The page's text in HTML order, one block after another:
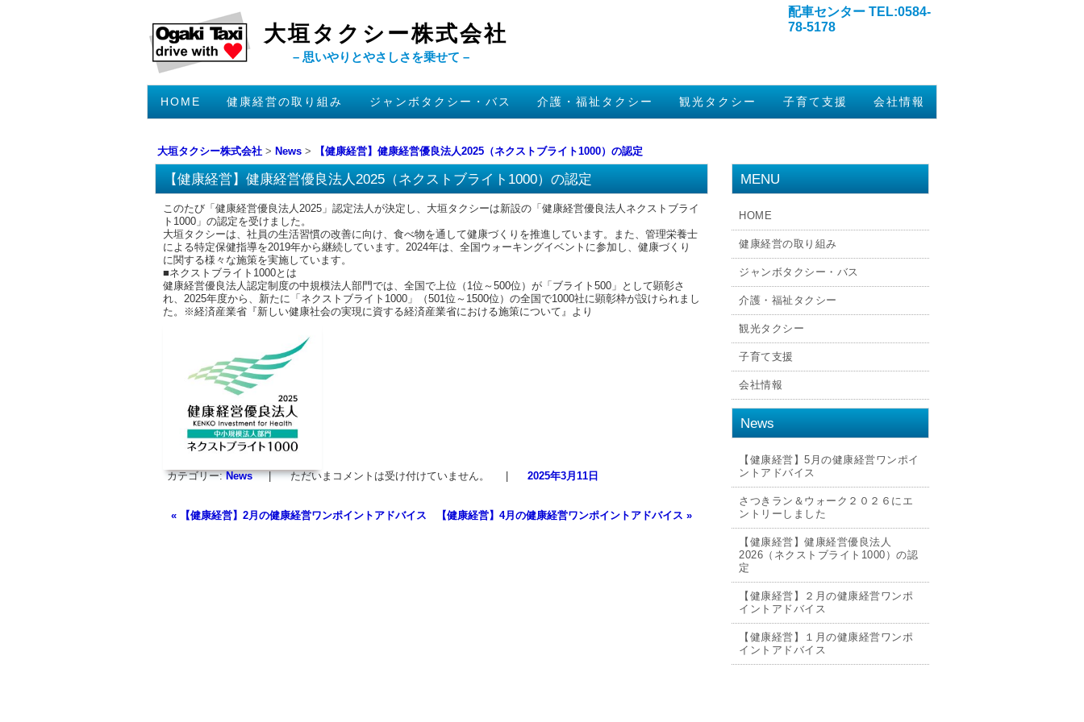
大垣タクシー株式会社
– 思いやりとやさしさを乗せて –
配車センター TEL:0584-
78-5178
メインメニュー
コ
ン
ン
移
動
HOME 健康経営の取り組み ジャンボタクシー・バス 介護・福祉タクシー 観光タクシー 子育て支援 会社情報
大垣タクシー株式会社 > News > 【健康経営】健康経営優良法人2025（ネクストブライト1000）の認定
【健康経営】健康経営優良法人2025（ネクストブライト1000）の認定
このたび「健康経営優良法人2025」認定法人が決定し、大垣タクシーは新設の「健康経営優良法人ネクストブライ
ト1000」の認定を受けました。
大垣タクシーは、社員の生活習慣の改善に向け、食べ物を通して健康づくりを推進しています。また、管理栄養士
による特定保健指導を2019年から継続しています。2024年は、全国ウォーキングイベントに参加し、健康づくり
に関する様々な施策を実施しています。
■ネクストブライト1000とは
健康経営優良法人認定制度の中規模法人部門では、全国で上位（1位～500位）が「ブライト500」として顕彰さ
れ、2025年度から、新たに「ネクストブライト1000」（501位～1500位）の全国で1000社に顕彰枠が設けられまし
た。※経済産業省『新しい健康社会の実現に資する経済産業省における施策について』より
カテゴリー:News | ただいまコメントは受け付けていません。 | 2025年3月11日
« 【健康経営】2月の健康経営ワンポイントアドバイス 【健康経営】4月の健康経営ワンポイントアドバイス »
MENU
HOME
健康経営の取り組み
ジャンボタクシー・バス
介護・福祉タクシー
観光タクシー
子育て支援
会社情報
News
【健康経営】5月の健康経営ワンポイ
ントアドバイス
さつきラン＆ウォーク２０２６にエ
ントリーしました
【健康経営】健康経営優良法人
2026（ネクストブライト1000）の認
定
【健康経営】２月の健康経営ワンポ
イントアドバイス
【健康経営】１月の健康経営ワンポ
イントアドバイス